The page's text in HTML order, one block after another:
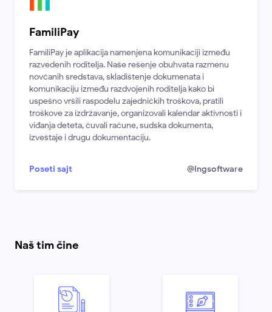
FamiliPay
FamiliPay je aplikacija namenjena komunikaciji između
razvedenih roditelja. Naše rešenje obuhvata razmenu
novčanih sredstava, skladištenje dokumenata i
komunikaciju između razdvojenih roditelja kako bi
uspešno vršili raspodelu zajedničkih troškova, pratili
troškove za izdržavanje, organizovali kalendar aktivnosti i
viđanja deteta, čuvali račune, sudska dokumenta,
izveštaje i drugu dokumentaciju.
Poseti sajt @Ingsoftware
Naš tim čine